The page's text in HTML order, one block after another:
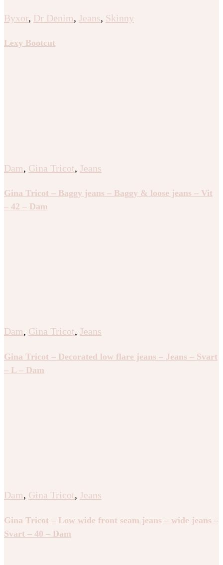
Byxor, Dr Denim, Jeans, Skinny
Lexy Bootcut
Dam, Gina Tricot, Jeans
Gina Tricot – Baggy jeans – Baggy & loose jeans – Vit
– 42 – Dam
Dam, Gina Tricot, Jeans
Gina Tricot – Decorated low flare jeans – Jeans – Svart
– L – Dam
Dam, Gina Tricot, Jeans
Gina Tricot – Low wide front seam jeans – wide jeans –
Svart – 40 – Dam